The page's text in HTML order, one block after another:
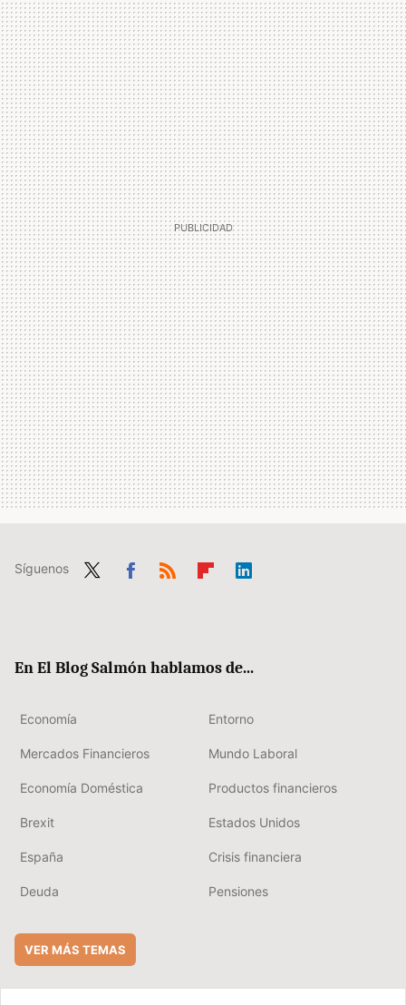
Síguenos
En El Blog Salmón hablamos de...
Economía Entorno
Mercados Financieros Mundo Laboral
Economía Doméstica Productos financieros
Brexit Estados Unidos
España Crisis financiera
Deuda Pensiones
VER MÁS TEMAS